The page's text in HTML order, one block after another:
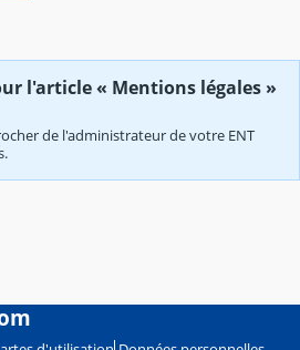
l'article « Mentions légales »
de l'administrateur de votre ENT